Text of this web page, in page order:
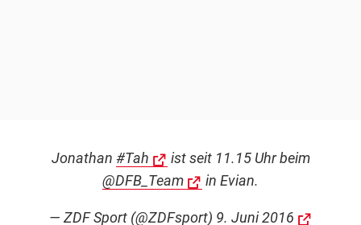
Jonathan #Tah
ist seit 11.15 Uhr beim
@DFB_Team
in Evian.
— ZDFSport (@ZDFsport) 9. Juni 2016